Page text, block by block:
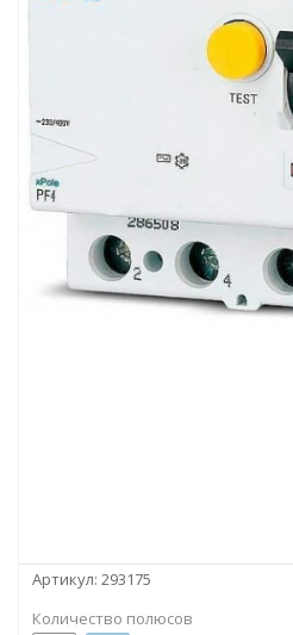
Артикул: 293175
Количество полюсов